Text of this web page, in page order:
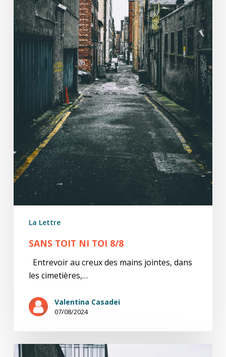
La Lettre
SANS TOIT NI TOI 8/8
Entrevoir au creux des mains jointes, dans
les cimetières,…
Valentina Casadei
07/08/2024
Sans